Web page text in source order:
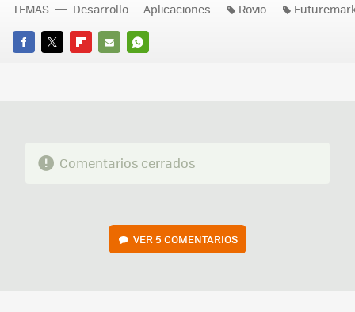
FACEBOOK
TWITTERFLIPBOARD
E-
WHATSAPP
TEMAS Desarrollo Aplicaciones Rovio
Comentarios cerrados
VER5 COMENTARIOS